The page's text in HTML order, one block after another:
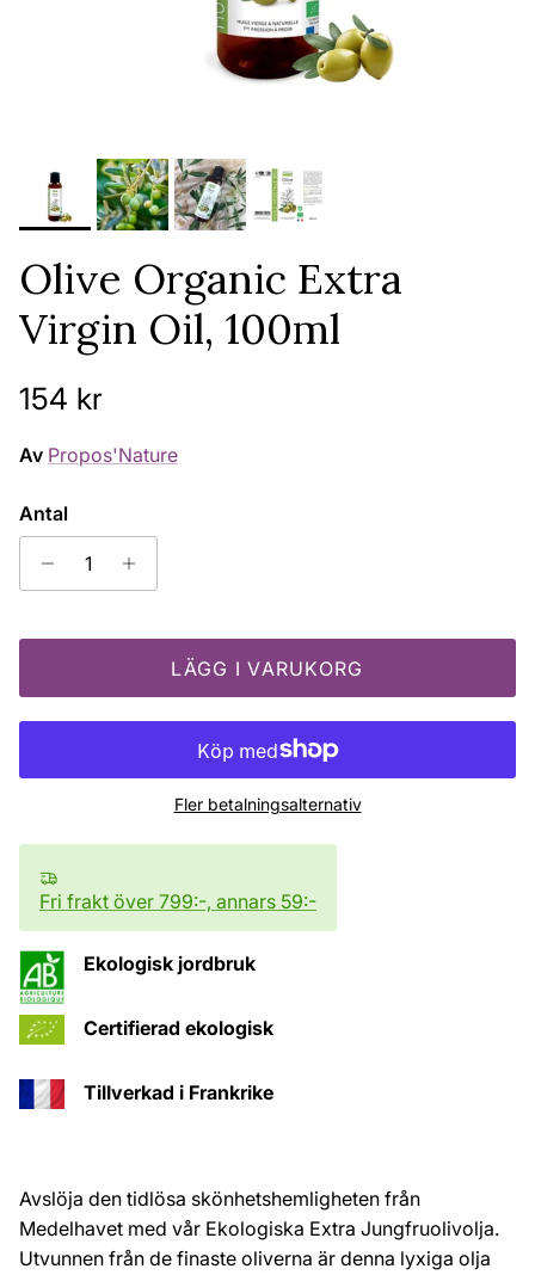
Olive Organic Extra
Virgin Oil, 100ml
Ordinarie pris
154 kr
Av Propos'Nature
Antal
LÄGG I VARUKORG
Fler betalningsalternativ
Fri frakt över 799:-, annars 59:-
Ekologisk jordbruk
Certifierad ekologisk
Tillverkad i Frankrike
Avslöja den tidlösa skönhetshemligheten från
Medelhavet med vår Ekologiska Extra Jungfruolivolja.
Utvunnen från de finaste oliverna är denna lyxiga olja